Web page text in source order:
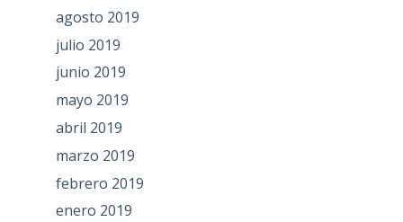
agosto 2019
julio 2019
junio 2019
mayo 2019
abril 2019
marzo 2019
febrero 2019
enero 2019